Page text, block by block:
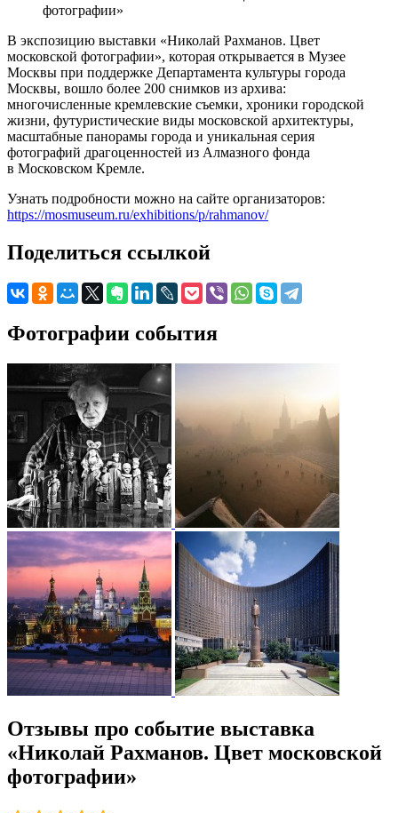
фотографии»
В экспозицию выставки «Николай Рахманов. Цвет
московской фотографии», которая открывается в Музее
Москвы при поддержке Департамента культуры города
Москвы, вошло более 200 снимков из архива:
многочисленные кремлевские съемки, хроники городской
жизни, футуристические виды московской архитектуры,
масштабные панорамы города и уникальная серия
фотографий драгоценностей из Алмазного фонда
в Московском Кремле.
Узнать подробности можно на сайте организаторов:
https://mosmuseum.ru/exhibitions/p/rahmanov/
Поделиться ссылкой
Фотографии события
Отзывы про событие выставка
«Николай Рахманов. Цвет московской
фотографии»